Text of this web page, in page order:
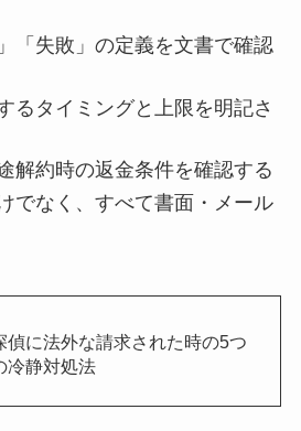
「失敗」の定義を文書で確認
るタイミングと上限を明記さ
解約時の返金条件を確認する
でなく、すべて書面・メール
偵に法外な請求された時の5つ
冷静対処法